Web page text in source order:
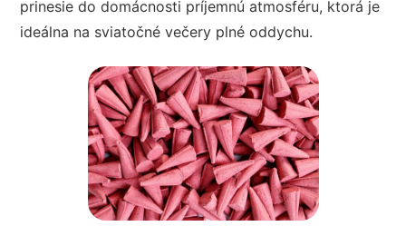
prinesie do domácnosti príjemnú atmosféru, ktorá je
ideálna na sviatočné večery plné oddychu.